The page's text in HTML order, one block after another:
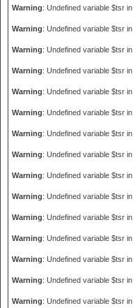
Warning: Undefined variable $tsr in
Warning: Undefined variable $tsr in
Warning: Undefined variable $tsr in
Warning: Undefined variable $tsr in
Warning: Undefined variable $tsr in
Warning: Undefined variable $tsr in
Warning: Undefined variable $tsr in
Warning: Undefined variable $tsr in
Warning: Undefined variable $tsr in
Warning: Undefined variable $tsr in
Warning: Undefined variable $tsr in
Warning: Undefined variable $tsr in
Warning: Undefined variable $tsr in
Warning: Undefined variable $tsr in
Warning: Undefined variable $tsr in